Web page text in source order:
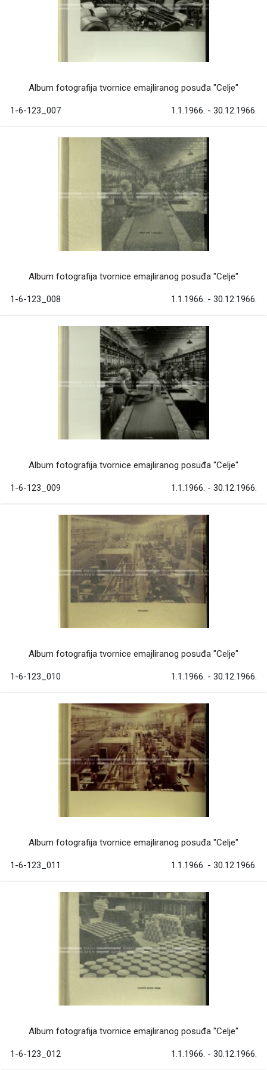
Album fotografija tvornice emajliranog posuđa "Celje"
1-6-123_007 1.1.1966. - 30.12.1966.
Album fotografija tvornice emajliranog posuđa "Celje"
1-6-123_008 1.1.1966. - 30.12.1966.
Album fotografija tvornice emajliranog posuđa "Celje"
1-6-123_009 1.1.1966. - 30.12.1966.
Album fotografija tvornice emajliranog posuđa "Celje"
1-6-123_010 1.1.1966. - 30.12.1966.
Album fotografija tvornice emajliranog posuđa "Celje"
1-6-123_011 1.1.1966. - 30.12.1966.
Album fotografija tvornice emajliranog posuđa "Celje"
1-6-123_012 1.1.1966. - 30.12.1966.